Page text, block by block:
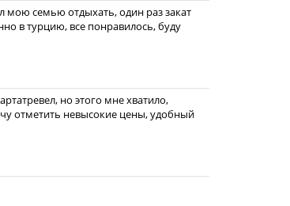
мою семью отдыхать, один раз закат
в турцию, все понравилось, буду
но этого мне хватило,
отметить невысокие цены, удобный